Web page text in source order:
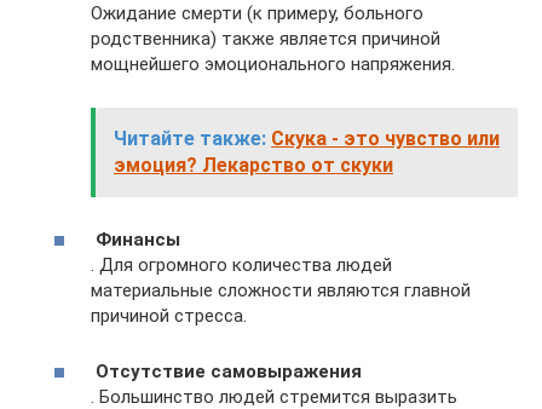
Ожидание смерти (к примеру, больного
родственника) также является причиной
мощнейшего эмоционального напряжения.
Читайте также: Скука - это чувство или
эмоция? Лекарство от скуки
Финансы
. Для огромного количества людей
материальные сложности являются главной
причиной стресса.
Отсутствие самовыражения
. Большинство людей стремится выразить